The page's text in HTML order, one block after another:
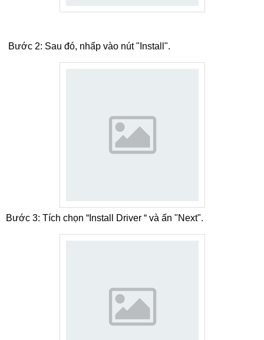
Bước 2: Sau đó, nhấp vào nút "Install".
Bước 3: Tích chọn “Install Driver “ và ấn "Next".